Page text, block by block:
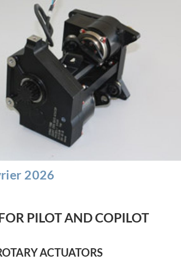
2026
PILOT AND COPILOT
ACTUATORS